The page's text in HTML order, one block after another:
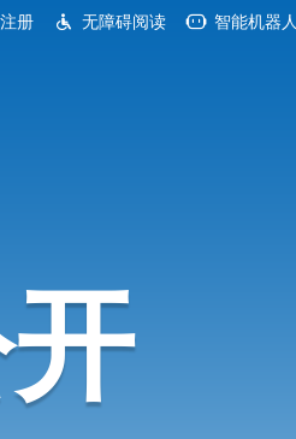
注册 无障碍阅读 智能机器人